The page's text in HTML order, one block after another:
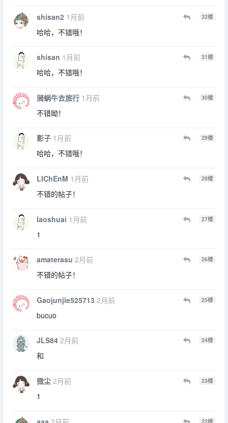
shisan2 1月前 32楼
哈哈，不错哦！
shisan 1月前 31楼
哈哈，不错哦！
骑蜗牛去旅行 1月前 30楼
不错呦！
影子 1月前 29楼
哈哈，不错哦！
LlChEnM 1月前 28楼
不错的帖子！
laoshuai 1月前 27楼
1
amaterasu 2月前 26楼
不错的帖子！
Gaojunjie525713 2月前 25楼
bucuo
JLS84 2月前 24楼
和
微尘 2月前 23楼
1
22楼